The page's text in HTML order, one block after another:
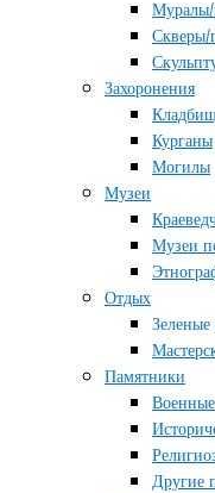
Муралы/
Скверы/
Захоронения
Курганы
Могилы
Музеи
Музеи
Отдых
Зеленые
Памятники
Военные
Другие